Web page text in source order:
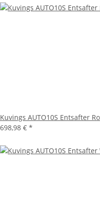
Kuvings AUTO10S Entsafter
698,98 € *